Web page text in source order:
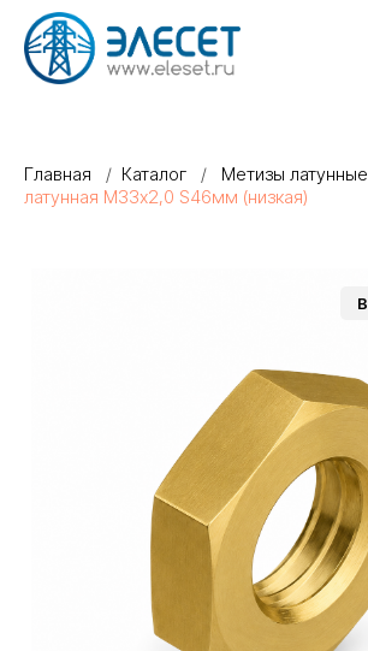
Главная / Каталог / Метизы латунные
латунная М33х2,0 S46мм (низкая)